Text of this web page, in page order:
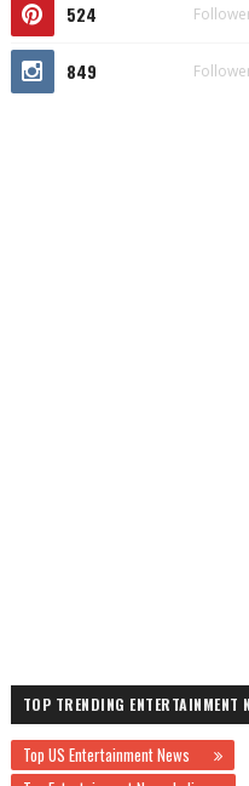
524
849
TOP TRENDING ENTERTAINMENT
Top US Entertainment News